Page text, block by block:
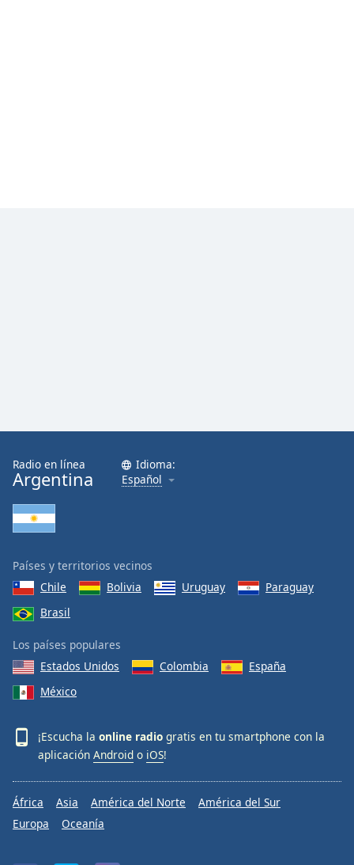
Radio en línea
Argentina
Idioma:
Español
Países y territorios vecinos
Chile
Bolivia Uruguay
Paraguay
Brasil
Los países populares
Estados Unidos
Colombia
España
México
¡Escucha la online radio gratis en tu smartphone con la
aplicación Android o iOS!
África Asia América del Norte
América del Sur
Europa
Oceanía